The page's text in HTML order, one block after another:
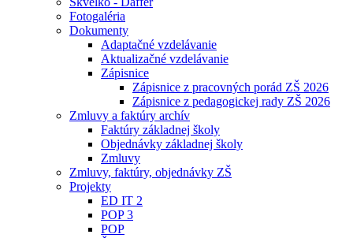
Fotogaléria
Dokumenty
Adaptačné vzdelávanie
Aktualizačné vzdelávanie
Zápisnice
Zápisnice z pracovných porád ZŠ 2026
Zápisnice z pedagogickej rady ZŠ 2026
Zmluvy a faktúry archív
Faktúry základnej školy
Objednávky základnej školy
Zmluvy
Zmluvy, faktúry, objednávky ZŠ
Projekty
ED IT 2
POP 3
POP